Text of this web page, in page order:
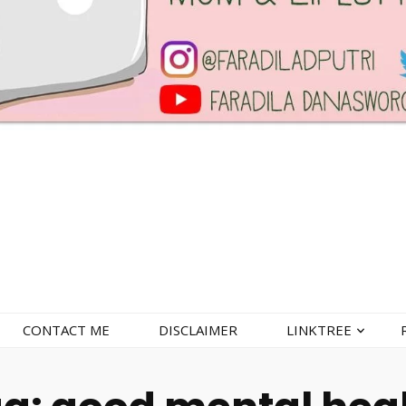
CONTACT ME DISCLAIMER LINKTREE